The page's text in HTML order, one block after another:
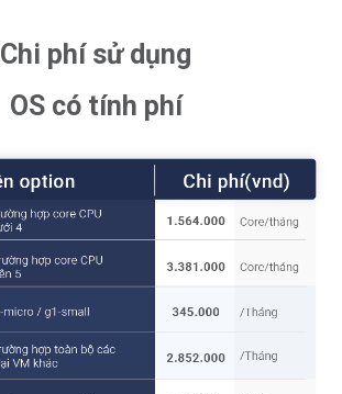
Chi phí sử dụng
OS có tính phí